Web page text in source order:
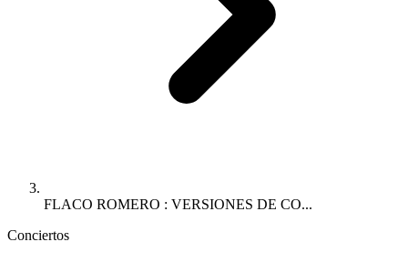
FLACO ROMERO : VERSIONES DE CO...
Conciertos